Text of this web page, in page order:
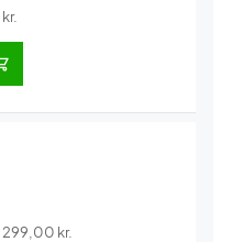
kr.
299,00 kr.